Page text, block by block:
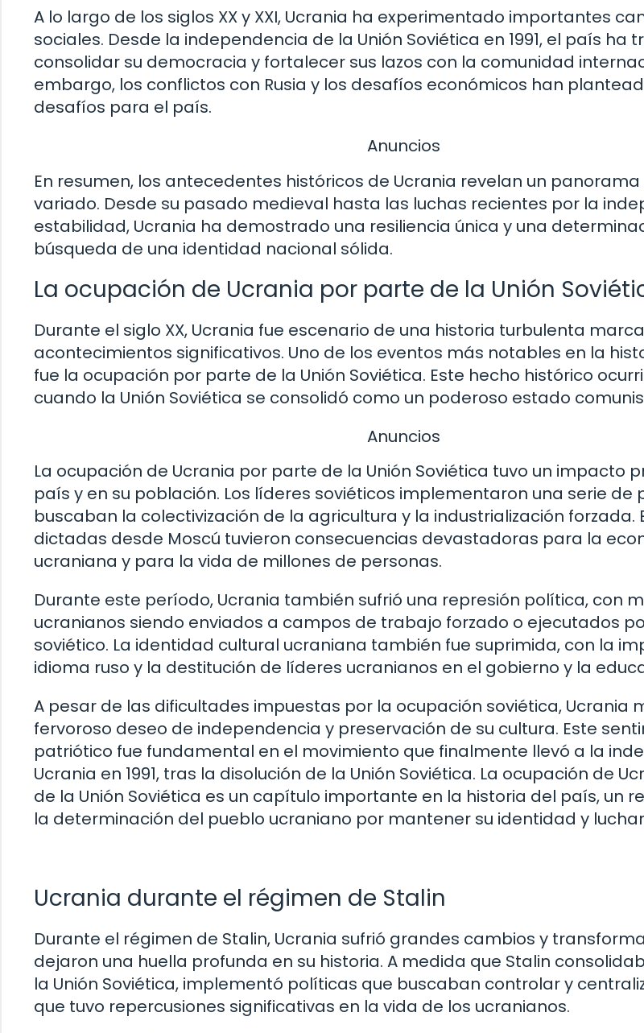
A lo largo de los siglos XX y XXI, Ucrania ha experimentado importantes
sociales. Desde la independencia de la Unión Soviética en 1991, el país ha
consolidar su democracia y fortalecer sus lazos con la comunidad
embargo, los conflictos con Rusia y los desafíos económicos han
desafíos para el país.
Anuncios
En resumen, los antecedentes históricos de Ucrania revelan un
variado. Desde su pasado medieval hasta las luchas recientes por la
estabilidad, Ucrania ha demostrado una resiliencia única y una
búsqueda de una identidad nacional sólida.
La ocupación de Ucrania por parte de la Unión
Durante el siglo XX, Ucrania fue escenario de una historia turbulenta
acontecimientos significativos. Uno de los eventos más notables en la
fue la ocupación por parte de la Unión Soviética. Este hecho histórico
cuando la Unión Soviética se consolidó como un poderoso estado
Anuncios
La ocupación de Ucrania por parte de la Unión Soviética tuvo un impacto
país y en su población. Los líderes soviéticos implementaron una serie de
buscaban la colectivización de la agricultura y la industrialización forzada.
dictadas desde Moscú tuvieron consecuencias devastadoras para la
ucraniana y para la vida de millones de personas.
Durante este período, Ucrania también sufrió una represión política, con
ucranianos siendo enviados a campos de trabajo forzado o ejecutados
soviético. La identidad cultural ucraniana también fue suprimida, con la
idioma ruso y la destitución de líderes ucranianos en el gobierno y la
A pesar de las dificultades impuestas por la ocupación soviética, Ucrania
fervoroso deseo de independencia y preservación de su cultura. Este
patriótico fue fundamental en el movimiento que finalmente llevó a la
Ucrania en 1991, tras la disolución de la Unión Soviética. La ocupación de
de la Unión Soviética es un capítulo importante en la historia del país, un
la determinación del pueblo ucraniano por mantener su identidad y
Ucrania durante el régimen de Stalin
Durante el régimen de Stalin, Ucrania sufrió grandes cambios y
dejaron una huella profunda en su historia. A medida que Stalin
la Unión Soviética, implementó políticas que buscaban controlar y
que tuvo repercusiones significativas en la vida de los ucranianos.